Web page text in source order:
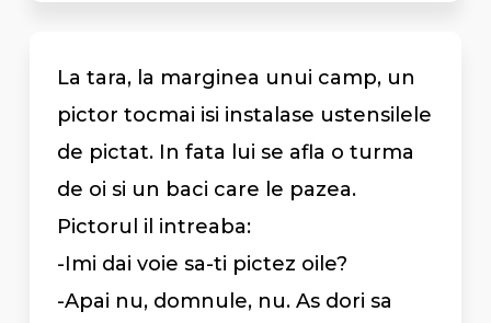
La tara, la marginea unui camp, un
pictor tocmai isi instalase ustensilele
de pictat. In fata lui se afla o turma
de oi si un baci care le pazea.
Pictorul il intreaba:
-Imi dai voie sa-ti pictez oile?
-Apai nu, domnule, nu. As dori sa